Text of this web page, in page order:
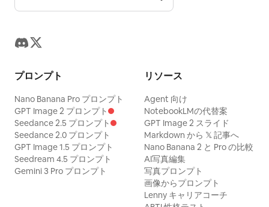
プロンプト
Nano Banana Pro プロンプト
GPT Image 2 プロンプト
Seedance 2.5 プロンプト
Seedance 2.0 プロンプト
GPT Image 1.5 プロンプト
Seedream 4.5 プロンプト
Gemini 3 Pro プロンプト
リソース
Agent 向け
NotebookLMの代替案
GPT Image 2 スライド
Markdown から 𝕏 記事へ
Nano Banana 2 と Pro の比較
AI写真編集
写真プロンプト
画像からプロンプト
Lenny キャリアコーチ